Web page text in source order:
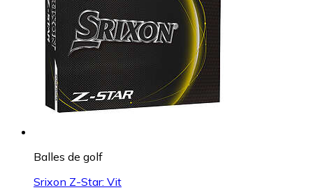
Balles de golf
Srixon Z-Star: Vit